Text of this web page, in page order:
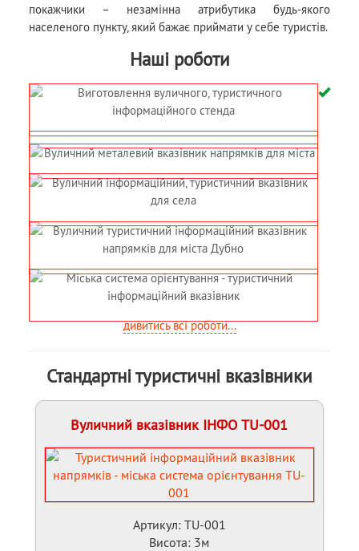
покажчики – незамінна атрибутика будь-якого
населеного пункту, який бажає приймати у себе туристів.
Наші роботи
дивитись всі роботи...
Стандартні туристичні вказівники
Вуличний вказівник ІНФО TU-001
Артикул: TU-001
Висота: 3м